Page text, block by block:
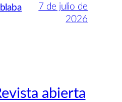
7 de julio de
2026
abierta